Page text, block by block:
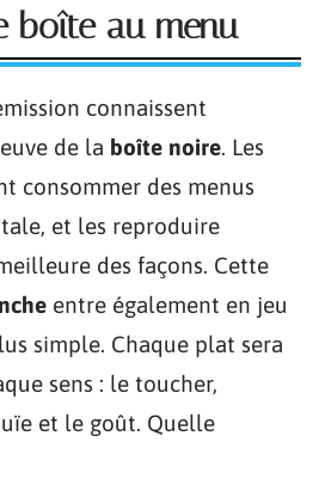
boîte au menu
connaissent
de la boîte noire. Les
consommer des menus
et les reproduire
des façons. Cette
entre également en jeu
simple. Chaque plat sera
sens : le toucher,
et le goût. Quelle